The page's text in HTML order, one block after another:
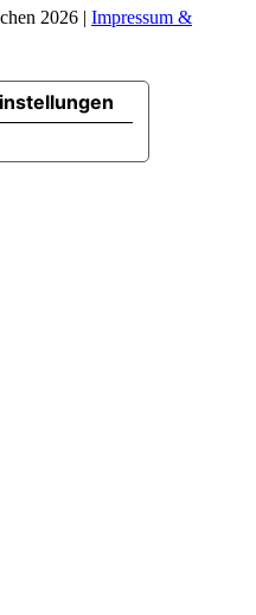
2026 | Impressum &